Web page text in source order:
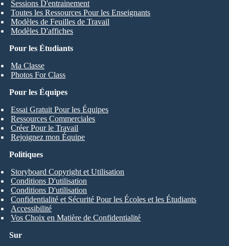
Pour les Étudiants
Ma Classe
Photos For Class
Sessions D'entrainement
Toutes les Ressources Pour les Enseignants
Modèles de Feuilles de Travail
Modèles D'affiches
Pour les Équipes
Essai Gratuit Pour les Équipes
Ressources Commerciales
Créer Pour le Travail
Rejoignez mon Équipe
Sur
Politiques
Storyboard Copyright et Utilisation
Conditions D'utilisation
Conditions D'utilisation
Confidentialité et Sécurité Pour les Écoles et les Étudiants
Accessibilité
Vos Choix en Matière de Confidentialité